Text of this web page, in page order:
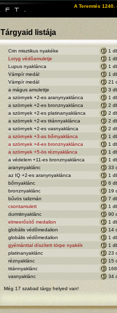
A Teremtés
Tárgyaid listája
Crin misztikus nyakéke
1
Loryg védõamuletje
1
Lupus nyaklánca
1
Vámpír medál
1
Vámpír medál
21
a mágus amulettje
3
a szörnyek +2-es aranynyaklánca
1
a szörnyek +2-es bronznyaklánca
2
a szörnyek +2-es platinanyaklánca
2
a szörnyek +2-es titánnyaklánca
2
a szörnyek +2-es vasnyaklánca
2
a szörnyek +3-as bőrnyaklánca
1
a szörnyek +4-es bronznyaklánca
1
a szörnyek +5-ös réznyaklánca
1
a védelem +11-es bronznyaklánca
1
aranynyaklánc
33
az IQ +2-es aranynyaklánca
1
bőrnyaklánc
6
bronznyaklánc
19
bűvös talizmán
7
csontamulett
1
durmitnyaklánc
90
elmeerősítő medalion
1
globális védõmedalion
14
globális védõmedalion
1
gyémánttal díszített törpe nyakék
1
platinanyaklánc
23
réznyaklánc
15
titánnyaklánc
vasnyaklánc
34
Még 17 szabad tárgy helyed van!